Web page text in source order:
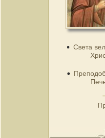
Света